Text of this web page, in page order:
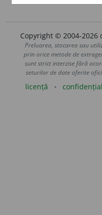
Copyright © 2004-
Preluarea, stocarea sau
prin orice metode de
sunt strict interzise fără
seturilor de date oferite
licență